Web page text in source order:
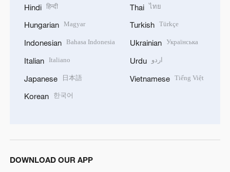
Hindi हिन्दी
Hungarian Magyar
Indonesian Bahasa Indonesia
Italian Italiano
Japanese 日本語
Korean 한국어
Thai ไทย
Turkish Türkçe
Ukrainian Українська
Urdu اردو
Vietnamese Tiếng Việt
DOWNLOAD OUR APP